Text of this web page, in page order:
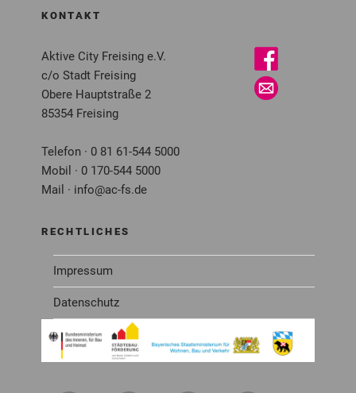
KONTAKT
Aktive City Freising e.V.
c/o Stadt Freising
Obere Hauptstraße 2
85354 Freising
Telefon · 0 81 61-544 5000
Mobil · 0 170-544 5000
Mail · info@ac-fs.de
RECHTLICHES
Impressum
Datenschutz